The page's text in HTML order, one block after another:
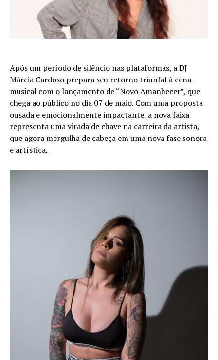
Após um período de silêncio nas plataformas, a DJ
Márcia Cardoso prepara seu retorno triunfal à cena
musical com o lançamento de “Novo Amanhecer”, que
chega ao público no dia 07 de maio. Com uma proposta
ousada e emocionalmente impactante, a nova faixa
representa uma virada de chave na carreira da artista,
que agora mergulha de cabeça em uma nova fase sonora
e artística.